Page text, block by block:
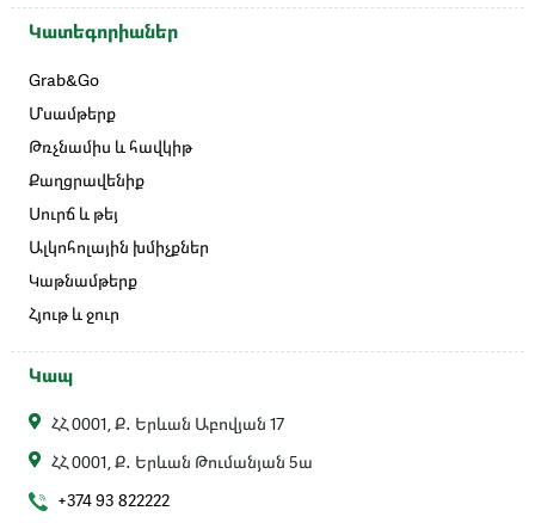
Կատեգորիաներ
Grab&Go
Մսամթերք
Թռչնամիս և հավկիթ
Քաղցրավենիք
Սուրճ և թեյ
Ալկոհոլային խմիչքներ
Կաթնամթերք
Հյութ և ջուր
Կապ
ՀՀ 0001, Ք․ Երևան Աբովյան 17
ՀՀ 0001, Ք․ Երևան Թումանյան 5ա
+374 93 822222